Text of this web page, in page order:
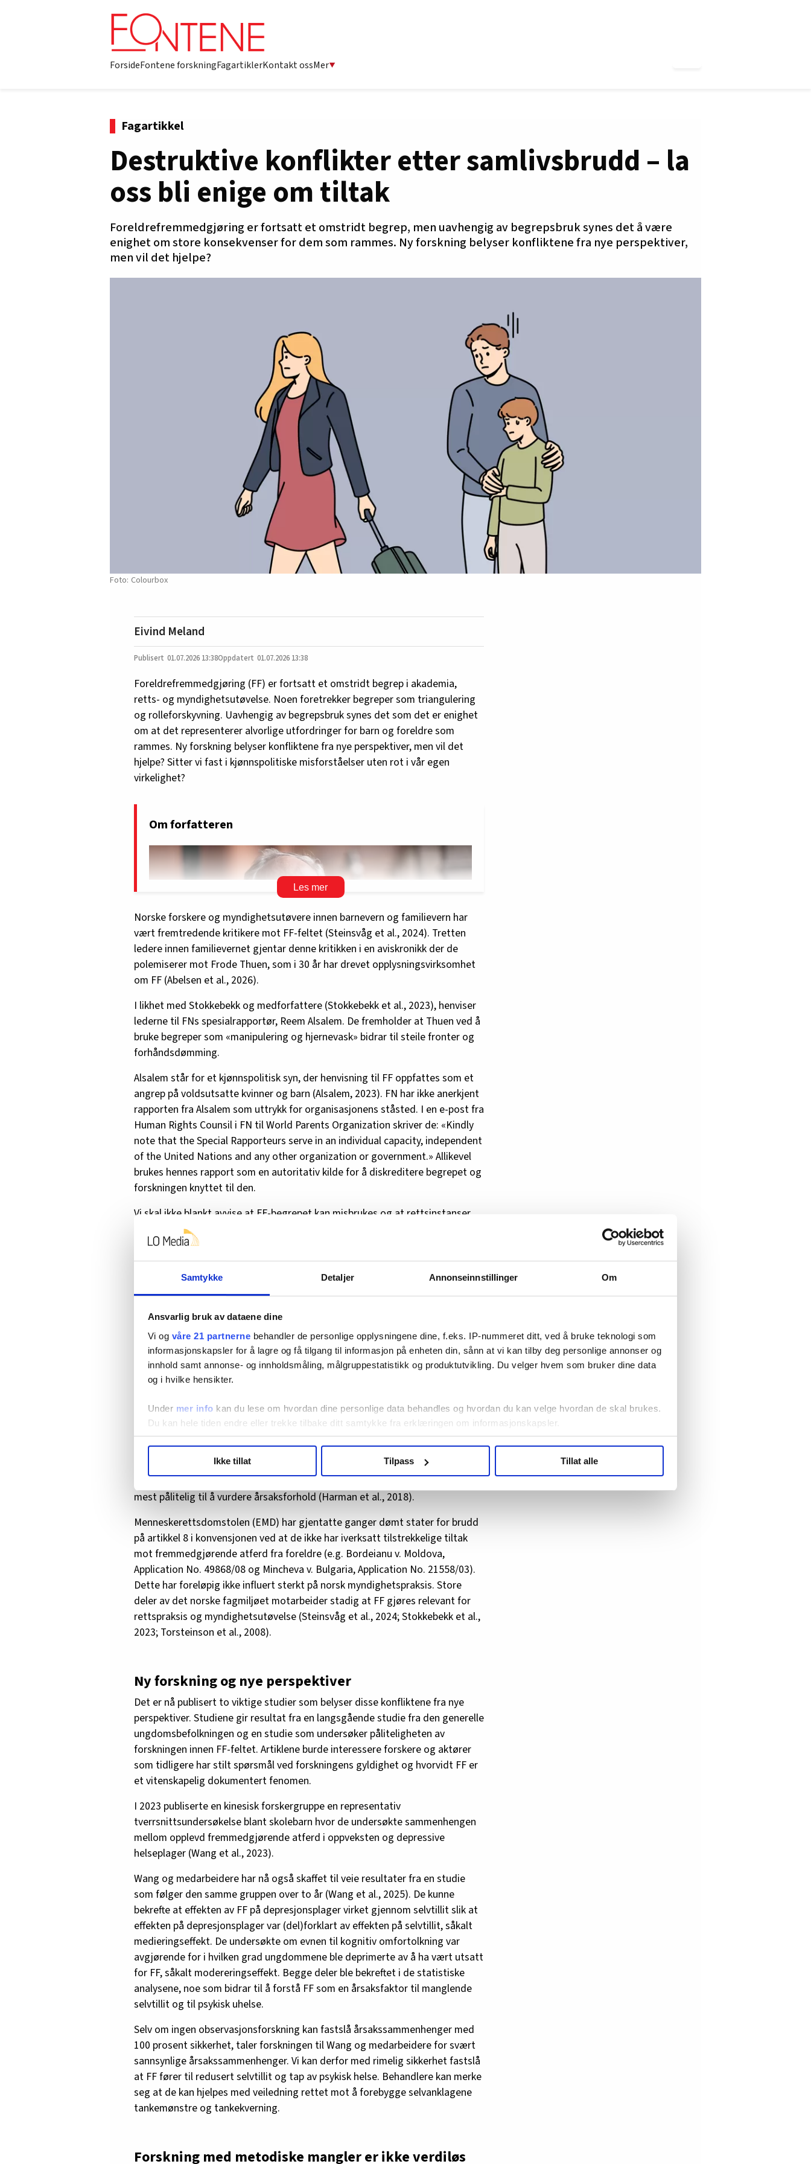
Samtykke Detaljer Annonseinnstillinger Om
Ansvarlig bruk av dataene dine
Vi og våre 21 partnerne behandler de personlige opplysningene dine, f.eks. IP-nummeret ditt, ved å bruke teknologi som
informasjonskapsler for å lagre og få tilgang til informasjon på enheten din, sånn at vi kan tilby deg personlige annonser og
innhold samt annonse- og innholdsmåling, målgruppestatistikk og produktutvikling. Du velger hvem som bruker dine data
og i hvilke hensikter.
Under mer info kan du lese om hvordan dine personlige data behandles og hvordan du kan velge hvordan de skal brukes.
Du kan hele tiden endre eller trekke tilbake ditt samtykke fra erklæringen om informasjonskapsler.
hvordan våre nettsider blir brukt slik at vi tilby relevant innhold, tilpassede annonser og utarbeide statistikk.
annonsering. Disse er angitt i oversikten lengre ned på denne siden.
Ikke tillat Tilpass Tillat alle
ForsideFontene forskningFagartiklerKontakt ossMer
Fagartikkel
Destruktive konflikter etter samlivsbrudd – la
oss bli enige om tiltak
Foreldrefremmedgjøring er fortsatt et omstridt begrep, men uavhengig av begrepsbruk synes det å være
enighet om store konsekvenser for dem som rammes. Ny forskning belyser konfliktene fra nye perspektiver,
men vil det hjelpe?
Colourbox
Eivind Meland
01.07.2026 13:38 01.07.2026 13:38
Foreldrefremmedgjøring (FF) er fortsatt et omstridt begrep i akademia,
retts- og myndighetsutøvelse. Noen foretrekker begreper som triangulering
og rolleforskyvning. Uavhengig av begrepsbruk synes det som det er enighet
om at det representerer alvorlige utfordringer for barn og foreldre som
rammes. Ny forskning belyser konfliktene fra nye perspektiver, men vil det
hjelpe? Sitter vi fast i kjønnspolitiske misforståelser uten rot i vår egen
virkelighet?
Om forfatteren
Eivind Meland er professor emeritus ved UiB, spesialist i
allmennmedisin og veileder i Bergen kommune
eivind.meland@uib.no
Norske forskere og myndighetsutøvere innen barnevern og familievern har
vært fremtredende kritikere mot FF-feltet (Steinsvåg et al., 2024). Tretten
ledere innen familievernet gjentar denne kritikken i en aviskronikk der de
polemiserer mot Frode Thuen, som i 30 år har drevet opplysningsvirksomhet
om FF (Abelsen et al., 2026).
I likhet med Stokkebekk og medforfattere (Stokkebekk et al., 2023), henviser
lederne til FNs spesialrapportør, Reem Alsalem. De fremholder at Thuen ved å
bruke begreper som «manipulering og hjernevask» bidrar til steile fronter og
forhåndsdømming.
Alsalem står for et kjønnspolitisk syn, der henvisning til FF oppfattes som et
angrep på voldsutsatte kvinner og barn (Alsalem, 2023). FN har ikke anerkjent
rapporten fra Alsalem som uttrykk for organisasjonens ståsted. I en e-post fra
Human Rights Counsil i FN til World Parents Organization skriver de: «Kindly
note that the Special Rapporteurs serve in an individual capacity, independent
of the United Nations and any other organization or government.» Allikevel
brukes hennes rapport som en autoritativ kilde for å diskreditere begrepet og
forskningen knyttet til den.
Vi skal ikke blankt avvise at FF-begrepet kan misbrukes og at rettsinstanser
kan gjøre bekreftelsesfeil. Det er dokumentert også fra forskere innen FF-
miljøet (Warshak, 2020). Vi skal også anerkjenne at saklig kritikk, som påpeker
at det mangler studier som dokumenterer begrepsgyldighet (at FF er et
veldefinert og avgrenset fenomen) og langsgående studier som viser at FF
skader framtidig helse, er delvis berettiget (Milchman, 2016).
Det er også et hovedpoeng i artikkelen fra Steinsvåg og medforfattere i
Fokus på Familien der de påstår at FF-talspersoner er fremmedgjort for
fremmedgjøringsbegrepet (Steinsvåg et al., 2024).
Tverrsnittsundersøkelser (undersøkelser på ett tidspunkt) viser entydig at det
er sammenheng mellom å ha vært utsatt for fremmedgjørende påvirkning i
barne- og ungdomsalder og redusert helse i voksenalder (Miralles et al.,
2023). Der er allmenn enighet om at langsgående oppfølgingsstudier, der man
undersøker den samme gruppen ved to eller flere forskjellige tidspunkt er
mest pålitelig til å vurdere årsaksforhold (Harman et al., 2018).
Menneskerettsdomstolen (EMD) har gjentatte ganger dømt stater for brudd
på artikkel 8 i konvensjonen ved at de ikke har iverksatt tilstrekkelige tiltak
mot fremmedgjørende atferd fra foreldre (e.g. Bordeianu v. Moldova,
Application No. 49868/08 og Mincheva v. Bulgaria, Application No. 21558/03).
Dette har foreløpig ikke influert sterkt på norsk myndighetspraksis. Store
deler av det norske fagmiljøet motarbeider stadig at FF gjøres relevant for
rettspraksis og myndighetsutøvelse (Steinsvåg et al., 2024; Stokkebekk et al.,
2023; Torsteinson et al., 2008).
Ny forskning og nye perspektiver
Det er nå publisert to viktige studier som belyser disse konfliktene fra nye
perspektiver. Studiene gir resultat fra en langsgående studie fra den generelle
ungdomsbefolkningen og en studie som undersøker påliteligheten av
forskningen innen FF-feltet. Artiklene burde interessere forskere og aktører
som tidligere har stilt spørsmål ved forskningens gyldighet og hvorvidt FF er
et vitenskapelig dokumentert fenomen.
I 2023 publiserte en kinesisk forskergruppe en representativ
tverrsnittsundersøkelse blant skolebarn hvor de undersøkte sammenhengen
mellom opplevd fremmedgjørende atferd i oppveksten og depressive
helseplager (Wang et al., 2023).
Wang og medarbeidere har nå også skaffet til veie resultater fra en studie
som følger den samme gruppen over to år (Wang et al., 2025). De kunne
bekrefte at effekten av FF på depresjonsplager virket gjennom selvtillit slik at
effekten på depresjonsplager var (del)forklart av effekten på selvtillit, såkalt
medieringseffekt. De undersøkte om evnen til kognitiv omfortolkning var
avgjørende for i hvilken grad ungdommene ble deprimerte av å ha vært utsatt
for FF, såkalt modereringseffekt. Begge deler ble bekreftet i de statistiske
analysene, noe som bidrar til å forstå FF som en årsaksfaktor til manglende
selvtillit og til psykisk uhelse.
Selv om ingen observasjonsforskning kan fastslå årsakssammenhenger med
100 prosent sikkerhet, taler forskningen til Wang og medarbeidere for svært
sannsynlige årsakssammenhenger. Vi kan derfor med rimelig sikkerhet fastslå
at FF fører til redusert selvtillit og tap av psykisk helse. Behandlere kan merke
seg at de kan hjelpes med veiledning rettet mot å forebygge selvanklagene
tankemønstre og tankekverning.
Forskning med metodiske mangler er ikke verdiløs